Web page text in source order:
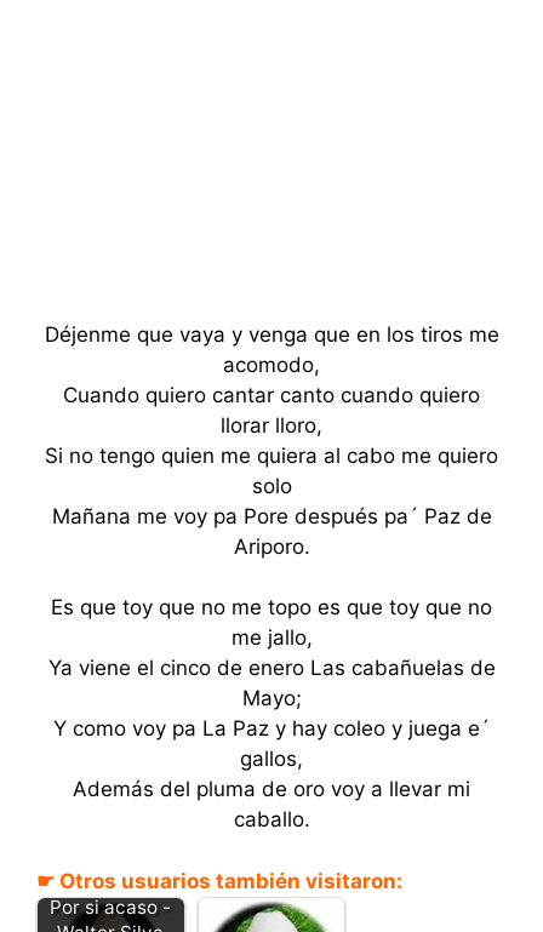
Déjenme que vaya y venga que en los tiros me
acomodo,
Cuando quiero cantar canto cuando quiero
llorar lloro,
Si no tengo quien me quiera al cabo me quiero
solo
Mañana me voy pa Pore después pa´ Paz de
Ariporo.
Es que toy que no me topo es que toy que no
me jallo,
Ya viene el cinco de enero Las cabañuelas de
Mayo;
Y como voy pa La Paz y hay coleo y juega e´
gallos,
Además del pluma de oro voy a llevar mi
caballo.
☛ Otros usuarios también visitaron:
Por si acaso -